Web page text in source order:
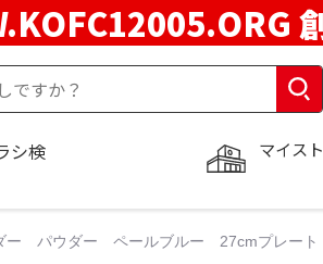
マイス
シ検
パウダー ペールブルー 27cmプレート